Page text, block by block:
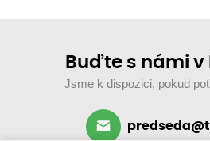
Buďte s námi
Jsme k dispozici, pokud